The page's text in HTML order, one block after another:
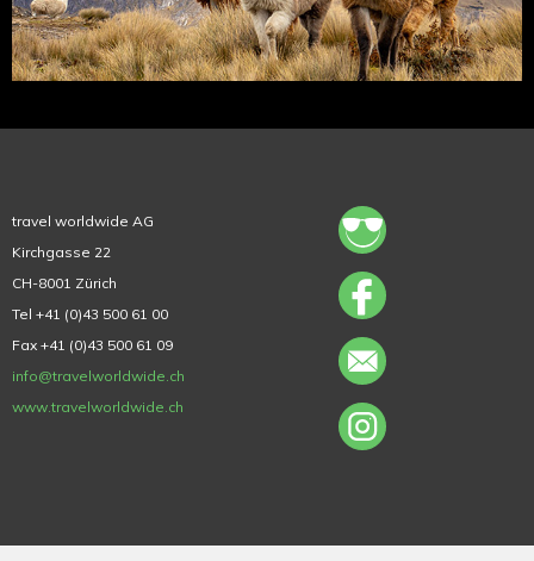
travel worldwide AG
Kirchgasse 22
CH-8001 Zürich
Tel +41 (0)43 500 61 00
Fax +41 (0)43 500 61 09
info@travelworldwide.ch
www.travelworldwide.ch